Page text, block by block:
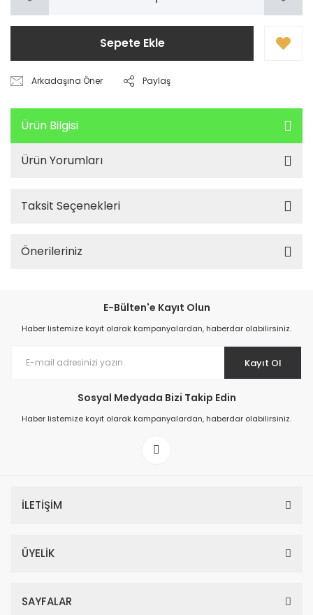
Sepete Ekle
Arkadaşına Öner Paylaş
Ürün Bilgisi
Ürün Yorumları
Taksit Seçenekleri
Önerileriniz
E-Bülten'e Kayıt Olun
Haber listemize kayıt olarak kampanyalardan, haberdar olabilirsiniz.
Kayıt Ol
Sosyal Medyada Bizi Takip Edin
Haber listemize kayıt olarak kampanyalardan, haberdar olabilirsiniz.
İLETİŞİM
ÜYELİK
SAYFALAR